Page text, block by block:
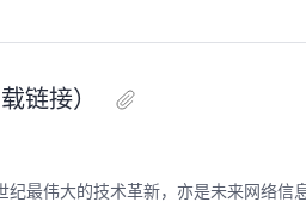
链接）
最伟大的技术革新，亦是未来网络信